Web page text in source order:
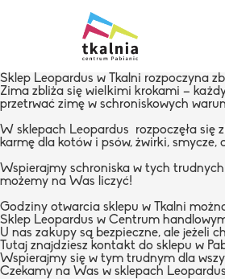
Sklep Leopardus w Tkalni rozpoczyna
Zima zbliża się wielkimi krokami –
przetrwać zimę w schroniskowych
W sklepach Leopardus
rozpoczęła się
karmę dla kotów i psów, żwirki, smycze,
Wspierajmy schroniska w tych
możemy na Was liczyć!
Godziny otwarcia sklepu w Tkalni
Sklep Leopardus w Centrum
U nas zakupy są bezpieczne, ale jeżeli
Tutaj znajdziesz kontakt do sklepu w
Wspierajmy się w tym trudnym dla
Czekamy na Was w sklepach